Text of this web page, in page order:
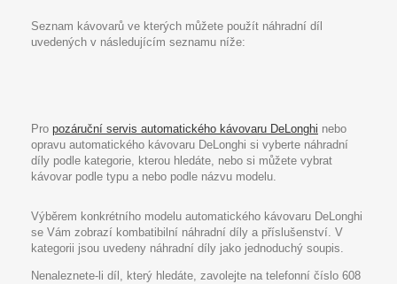
Seznam kávovarů ve kterých můžete použít náhradní díl
uvedených v následujícím seznamu níže:
Pro pozáruční servis automatického kávovaru DeLonghi nebo
opravu automatického kávovaru DeLonghi si vyberte náhradní
díly podle kategorie, kterou hledáte, nebo si můžete vybrat
kávovar podle typu a nebo podle názvu modelu.
Výběrem konkrétního modelu automatického kávovaru DeLonghi
se Vám zobrazí kombatibilní náhradní díly a příslušenství. V
kategorii jsou uvedeny náhradní díly jako jednoduchý soupis.
Nenaleznete-li díl, který hledáte, zavolejte na telefonní číslo 608